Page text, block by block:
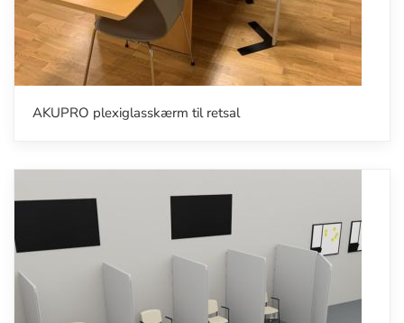
AKUPRO plexiglasskærm til retsal